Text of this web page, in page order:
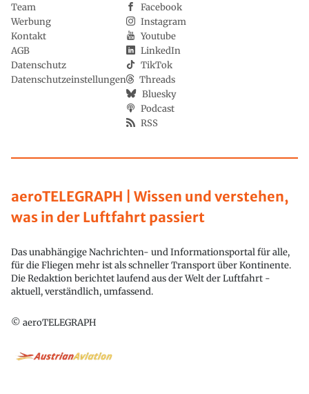
aeroTELEGRAPH | Wissen und verstehen,
was in der Luftfahrt passiert
Das unabhängige Nachrichten- und Informationsportal für alle,
für die Fliegen mehr ist als schneller Transport über Kontinente.
Die Redaktion berichtet laufend aus der Welt der Luftfahrt -
aktuell, verständlich, umfassend.
© aeroTELEGRAPH
Team
Werbung
Kontakt
AGB
Datenschutz
Datenschutzeinstellungen
Facebook
Instagram
Youtube
LinkedIn
TikTok
Threads
Bluesky
Podcast
RSS